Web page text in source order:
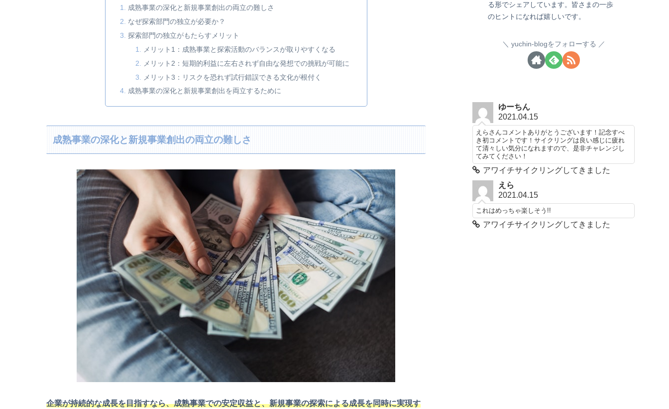
成熟事業の深化と新規事業創出の両立の難しさ
なぜ探索部門の独立が必要か？
探索部門の独立がもたらすメリット
メリット1：成熟事業と探索活動のバランスが取りやすくなる
メリット2：短期的利益に左右されず自由な発想での挑戦が可能に
メリット3：リスクを恐れず試行錯誤できる文化が根付く
成熟事業の深化と新規事業創出を両立するために
成熟事業の深化と新規事業創出の両立の難しさ
企業が持続的な成長を目指すなら、成熟事業での安定収益と、新規事業の探索による成長を同時に実現す
る形でシェアしています。皆さまの一歩
のヒントになれば嬉しいです。
yuchin-blogをフォローする
ゆーちん
2021.04.15
えらさんコメントありがとうございます！記念すべ
き初コメントです！サイクリングは良い感じに疲れ
て清々しい気分になれますので、是非チャレンジし
てみてください！
アワイチサイクリングしてきました
えら
2021.04.15
これはめっちゃ楽しそう!!
アワイチサイクリングしてきました